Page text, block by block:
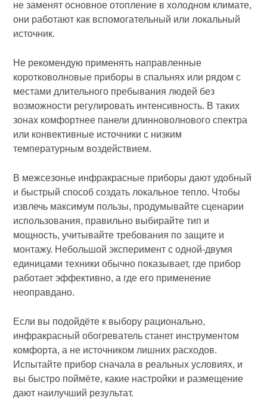
не заменят основное отопление в холодном климате,
они работают как вспомогательный или локальный
источник.
Не рекомендую применять направленные
коротковолновые приборы в спальнях или рядом с
местами длительного пребывания людей без
возможности регулировать интенсивность. В таких
зонах комфортнее панели длинноволнового спектра
или конвективные источники с низким
температурным воздействием.
В межсезонье инфракрасные приборы дают удобный
и быстрый способ создать локальное тепло. Чтобы
извлечь максимум пользы, продумывайте сценарии
использования, правильно выбирайте тип и
мощность, учитывайте требования по защите и
монтажу. Небольшой эксперимент с одной-двумя
единицами техники обычно показывает, где прибор
работает эффективно, а где его применение
неоправдано.
Если вы подойдёте к выбору рационально,
инфракрасный обогреватель станет инструментом
комфорта, а не источником лишних расходов.
Испытайте прибор сначала в реальных условиях, и
вы быстро поймёте, какие настройки и размещение
дают наилучший результат.